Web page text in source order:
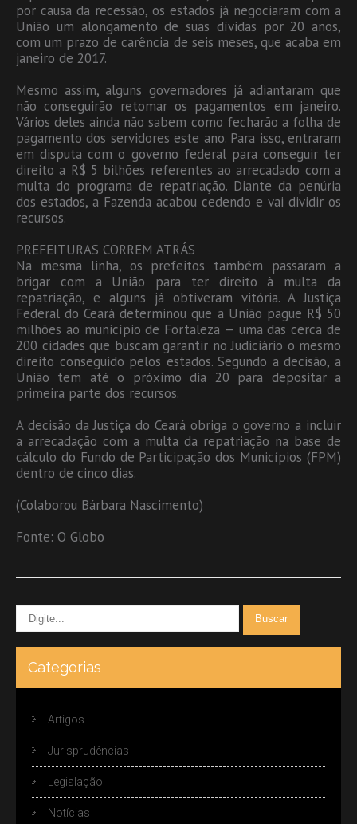
por causa da recessão, os estados já negociaram com a
União um alongamento de suas dívidas por 20 anos,
com um prazo de carência de seis meses, que acaba em
janeiro de 2017.
Mesmo assim, alguns governadores já adiantaram que
não conseguirão retomar os pagamentos em janeiro.
Vários deles ainda não sabem como fecharão a folha de
pagamento dos servidores este ano. Para isso, entraram
em disputa com o governo federal para conseguir ter
direito a R$ 5 bilhões referentes ao arrecadado com a
multa do programa de repatriação. Diante da penúria
dos estados, a Fazenda acabou cedendo e vai dividir os
recursos.
PREFEITURAS CORREM ATRÁS
Na mesma linha, os prefeitos também passaram a
brigar com a União para ter direito à multa da
repatriação, e alguns já obtiveram vitória. A Justiça
Federal do Ceará determinou que a União pague R$ 50
milhões ao município de Fortaleza — uma das cerca de
200 cidades que buscam garantir no Judiciário o mesmo
direito conseguido pelos estados. Segundo a decisão, a
União tem até o próximo dia 20 para depositar a
primeira parte dos recursos.
A decisão da Justiça do Ceará obriga o governo a incluir
a arrecadação com a multa da repatriação na base de
cálculo do Fundo de Participação dos Municípios (FPM)
dentro de cinco dias.
(Colaborou Bárbara Nascimento)
Fonte: O Globo
Categorias
Artigos
Jurisprudências
Legislação
Notícias